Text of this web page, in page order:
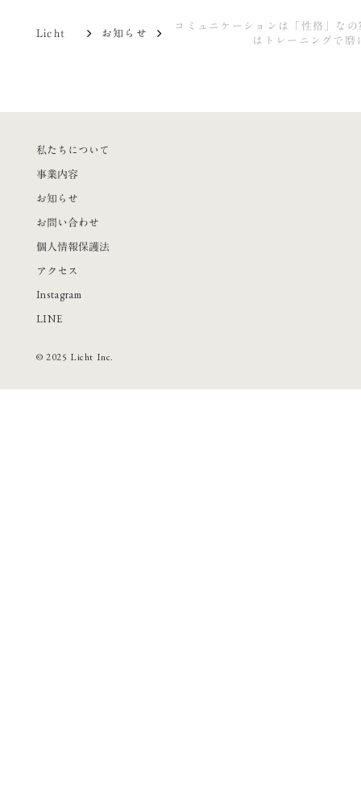
Licht お知らせ コミュニケーションは「性格」な
はトレーニングで磨
私たちについて
事業内容
お知らせ
お問い合わせ
個人情報保護法
アクセス
Instagram
LINE
©︎ 2025 Licht Inc.